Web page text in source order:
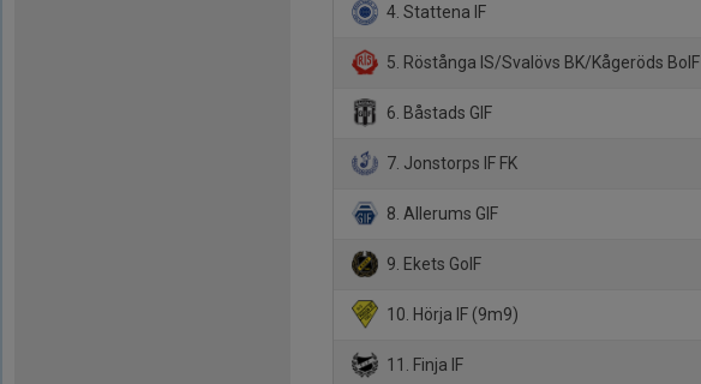
4. Stattena IF
5. Röstånga IS/Svalövs BK/Kågeröds BoIF
6. Båstads GIF
7. Jonstorps IF FK
8. Allerums GIF
9. Ekets GoIF
10. Hörja IF (9m9)
11. Finja IF